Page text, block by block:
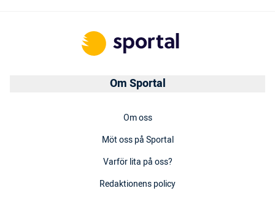
Om Sportal
Om oss
Möt oss på Sportal
Varför lita på oss?
Redaktionens policy